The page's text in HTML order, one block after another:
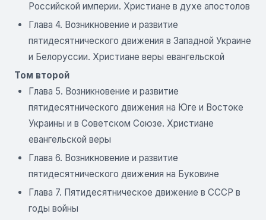
Российской империи. Христиане в духе апостолов
Глава 4. Возникновение и развитие
пятидесятнического движения в Западной Украине
и Белоруссии. Христиане веры евангельской
Том второй
Глава 5. Возникновение и развитие
пятидесятнического движения на Юге и Востоке
Украины и в Советском Союзе. Христиане
евангельской веры
Глава 6. Возникновение и развитие
пятидесятнического движения на Буковине
Глава 7. Пятидесятническое движение в СССР в
годы войны